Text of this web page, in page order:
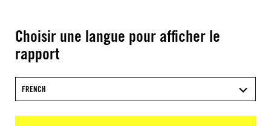
Choisir une langue pour afficher le
rapport
FRENCH